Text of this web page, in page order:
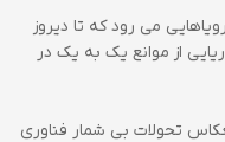
می رود که تا دیروز
از موانع یک به یک در
تحولات بی شمار فناوری